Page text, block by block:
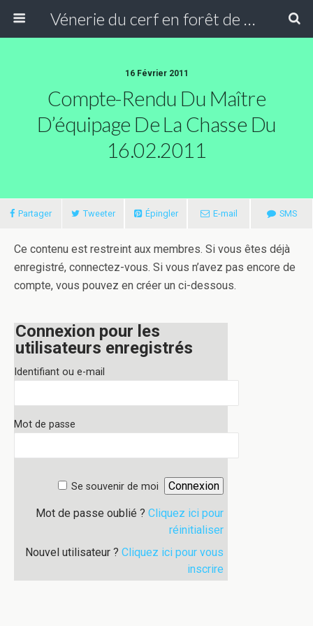
Vénerie du cerf en forêt de Compiègne
16 Février 2011
Compte-Rendu Du Maître
D’équipage De La Chasse Du
16.02.2011
Partager Tweeter Épingler E-mail SMS
Ce contenu est restreint aux membres. Si vous êtes déjà
enregistré, connectez-vous. Si vous n’avez pas encore de
compte, vous pouvez en créer un ci-dessous.
Connexion pour les
utilisateurs enregistrés
Identifiant ou e-mail
Mot de passe
Se souvenir de moi
Mot de passe oublié ? Cliquez ici pour
réinitialiser
Nouvel utilisateur ? Cliquez ici pour vous
inscrire